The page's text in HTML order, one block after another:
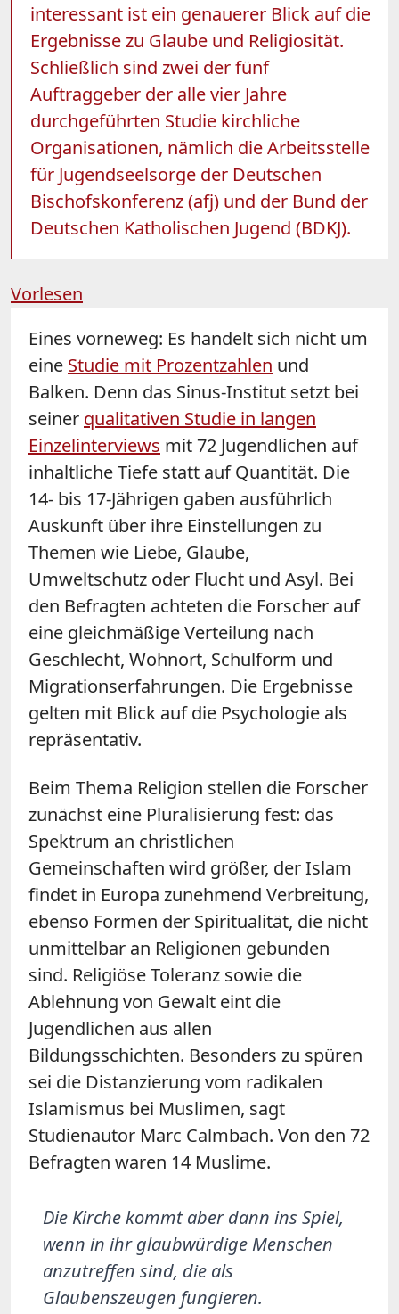
interessant ist ein genauerer Blick auf die
Ergebnisse zu Glaube und Religiosität.
Schließlich sind zwei der fünf
Auftraggeber der alle vier Jahre
durchgeführten Studie kirchliche
Organisationen, nämlich die Arbeitsstelle
für Jugendseelsorge der Deutschen
Bischofskonferenz (afj) und der Bund der
Deutschen Katholischen Jugend (BDKJ).
Vorlesen
Eines vorneweg: Es handelt sich nicht um
eine Studie mit Prozentzahlen und
Balken. Denn das Sinus-Institut setzt bei
seiner qualitativen Studie in langen
Einzelinterviews mit 72 Jugendlichen auf
inhaltliche Tiefe statt auf Quantität. Die
14- bis 17-Jährigen gaben ausführlich
Auskunft über ihre Einstellungen zu
Themen wie Liebe, Glaube,
Umweltschutz oder Flucht und Asyl. Bei
den Befragten achteten die Forscher auf
eine gleichmäßige Verteilung nach
Geschlecht, Wohnort, Schulform und
Migrationserfahrungen. Die Ergebnisse
gelten mit Blick auf die Psychologie als
repräsentativ.
Beim Thema Religion stellen die Forscher
zunächst eine Pluralisierung fest: das
Spektrum an christlichen
Gemeinschaften wird größer, der Islam
findet in Europa zunehmend Verbreitung,
ebenso Formen der Spiritualität, die nicht
unmittelbar an Religionen gebunden
sind. Religiöse Toleranz sowie die
Ablehnung von Gewalt eint die
Jugendlichen aus allen
Bildungsschichten. Besonders zu spüren
sei die Distanzierung vom radikalen
Islamismus bei Muslimen, sagt
Studienautor Marc Calmbach. Von den 72
Befragten waren 14 Muslime.
Die Kirche kommt aber dann ins Spiel,
wenn in ihr glaubwürdige Menschen
anzutreffen sind, die als
Glaubenszeugen fungieren.